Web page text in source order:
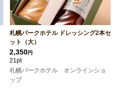
札幌パークホテル ドレッシング2本セ
ット（大）
2,350円
21pt
札幌パークホテル オンラインショ
ップ